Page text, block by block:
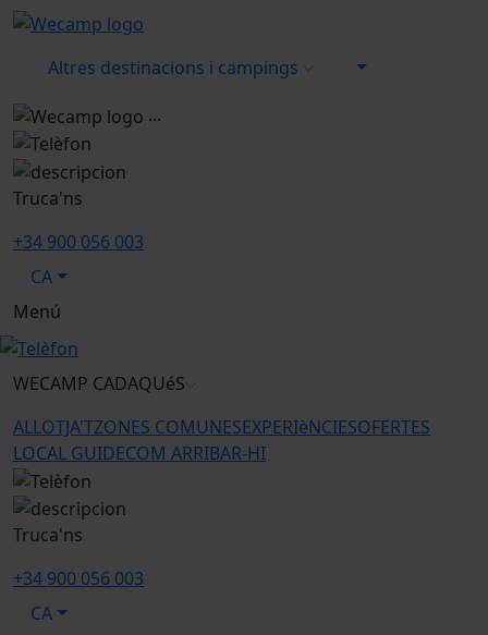
Altres destinacions i campings
...
Truca'ns
+34 900 056 003
CA
Menú
WECAMP CADAQUéS
ALLOTJA'TZONES COMUNESEXPERIèNCIESOFERTES
LOCAL GUIDECOM ARRIBAR-HI
Truca'ns
+34 900 056 003
CA